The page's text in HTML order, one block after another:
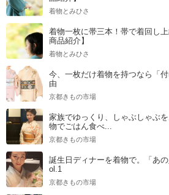
着物とみひさ
着物一枚に帯三本！帯で着回し
商品紹介】
着物とみひさ
今、一枚だけ着物を持つなら「
由
京都きもの市場
家族でゆっくり、しゃぶしゃぶ
物でごはん食べ...
京都きもの市場
誕生日ディナーを着物で。「あ
ol.1
京都きもの市場